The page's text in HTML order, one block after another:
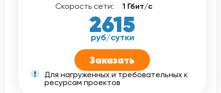
Скорость сети:
1 Гбит/с
2615
руб/сутки
Заказать
Для нагруженных и требовательных к
ресурсам проектов